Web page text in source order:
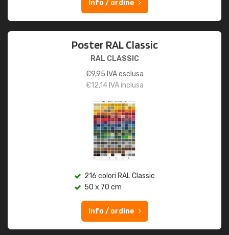
Info / ordine
Poster RAL Classic
RAL CLASSIC
€9,95 IVA esclusa
€12,14IVA inclusa
216 colori RAL Classic
50 x 70 cm
Info / ordine